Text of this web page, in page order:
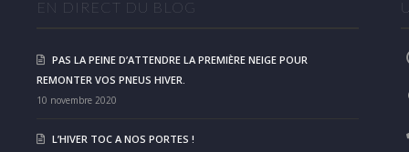
EN DIRECT DU BLOG
PAS LA PEINE D’ATTENDRE LA PREMIÈRE NEIGE POUR
REMONTER VOS PNEUS HIVER.
10 novembre 2020
L’HIVER TOC A NOS PORTES !